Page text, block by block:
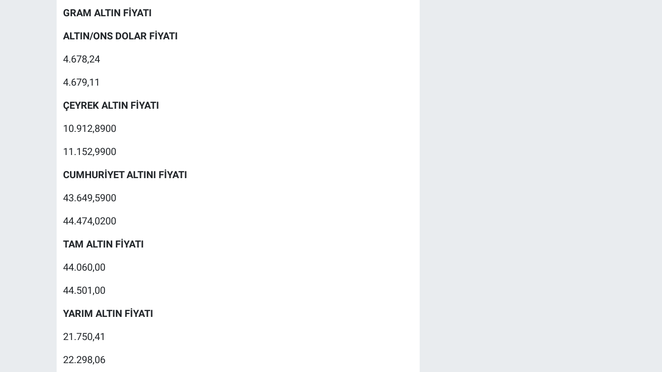
GRAM ALTIN FİYATI
ALTIN/ONS DOLAR FİYATI
4.678,24
4.679,11
ÇEYREK ALTIN FİYATI
10.912,8900
11.152,9900
CUMHURİYET ALTINI FİYATI
43.649,5900
44.474,0200
TAM ALTIN FİYATI
44.060,00
44.501,00
YARIM ALTIN FİYATI
21.750,41
22.298,06